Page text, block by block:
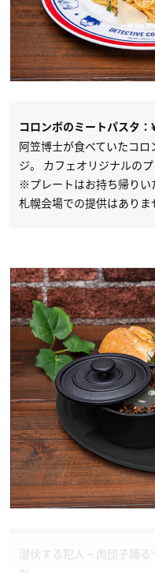
コロンボのミートパスタ
阿笠博士が食べていたコ
ジ。 カフェオリジナルの
※プレートはお持ち帰りい
札幌会場での提供はありま